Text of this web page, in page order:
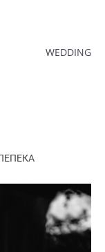
WEDDING